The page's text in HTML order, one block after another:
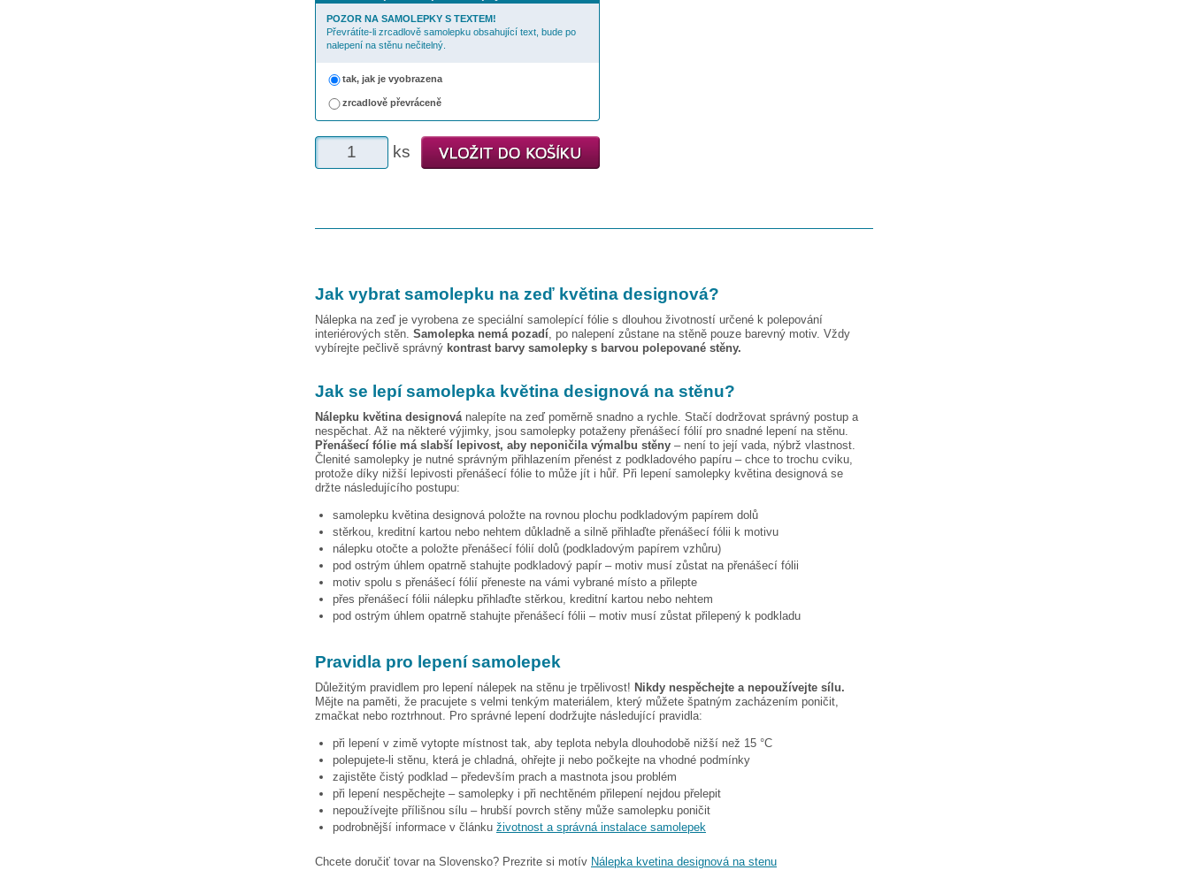
POZOR NA SAMOLEPKY S TEXTEM!
Převrátíte-li zrcadlově samolepku obsahující text, bude po
nalepení na stěnu nečitelný.
tak, jak je vyobrazena
zrcadlově převráceně
ks
Jak vybrat samolepku na zeď květina designová?
Nálepka na zeď je vyrobena ze speciální samolepící fólie s dlouhou životností určené k polepování
interiérových stěn. Samolepka nemá pozadí , po nalepení zůstane na stěně pouze barevný motiv. Vždy
vybírejte pečlivě správný kontrast barvy samolepky s barvou polepované stěny.
Jak se lepí samolepka květina designová na stěnu?
Nálepku květina designová nalepíte na zeď poměrně snadno a rychle. Stačí dodržovat správný postup a
nespěchat. Až na některé výjimky, jsou samolepky potaženy přenášecí fólií pro snadné lepení na stěnu.
Přenášecí fólie má slabší lepivost, aby neponičila výmalbu stěny – není to její vada, nýbrž vlastnost.
Členité samolepky je nutné správným přihlazením přenést z podkladového papíru – chce to trochu cviku,
protože díky nižší lepivosti přenášecí fólie to může jít i hůř. Při lepení samolepky květina designová se
držte následujícího postupu:
samolepku květina designová položte na rovnou plochu podkladovým papírem dolů
stěrkou, kreditní kartou nebo nehtem důkladně a silně přihlaďte přenášecí fólii k motivu
nálepku otočte a položte přenášecí fólií dolů (podkladovým papírem vzhůru)
pod ostrým úhlem opatrně stahujte podkladový papír – motiv musí zůstat na přenášecí fólii
motiv spolu s přenášecí fólií přeneste na vámi vybrané místo a přilepte
přes přenášecí fólii nálepku přihlaďte stěrkou, kreditní kartou nebo nehtem
pod ostrým úhlem opatrně stahujte přenášecí fólii – motiv musí zůstat přilepený k podkladu
Pravidla pro lepení samolepek
Důležitým pravidlem pro lepení nálepek na stěnu je trpělivost! Nikdy nespěchejte a nepoužívejte sílu.
Mějte na paměti, že pracujete s velmi tenkým materiálem, který můžete špatným zacházením poničit,
zmačkat nebo roztrhnout. Pro správné lepení dodržujte následující pravidla:
při lepení v zimě vytopte místnost tak, aby teplota nebyla dlouhodobě nižší než 15 °C
polepujete-li stěnu, která je chladná, ohřejte ji nebo počkejte na vhodné podmínky
zajistěte čistý podklad – především prach a mastnota jsou problém
při lepení nespěchejte – samolepky i při nechtěném přilepení nejdou přelepit
nepoužívejte přílišnou sílu – hrubší povrch stěny může samolepku poničit
podrobnější informace v článku životnost a správná instalace samolepek
Chcete doručiť tovar na Slovensko? Prezrite si motív Nálepka kvetina designová na stenu